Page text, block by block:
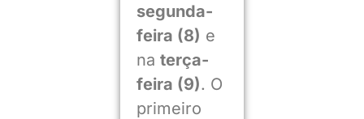
segunda-
feira (8) e
na terça-
feira (9). O
primeiro